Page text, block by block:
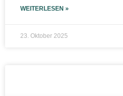
WEITERLESEN »
23. Oktober 2025